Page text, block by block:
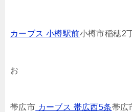
カーブス 小樽駅前小樽市稲穂2
お
帯広市 カーブス 帯広西5条帯広